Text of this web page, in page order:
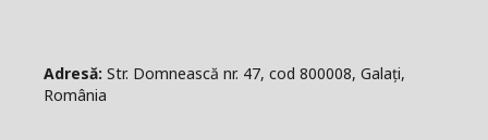
Adresă: Str. Domnească nr. 47, cod 800008, Galați,
România